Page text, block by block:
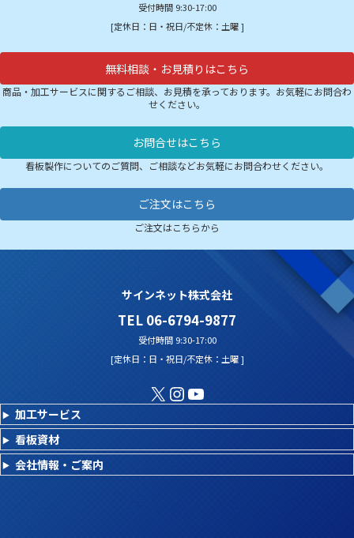
受付時間 9:30-17:00
[定休日：日・祝日/不定休：土曜 ]
無料相談・お見積りはこちら
商品・加工サービスに関するご相談、お見積を承っております。お気軽にお問合わ
せください。
お問合せはこちら
看板製作についてのご質問、ご相談などお気軽にお問合わせください。
ご注文はこちら
ご注文はこちらから
サインネット株式会社
TEL 06-6794-9877
受付時間 9:30-17:00
[定休日：日・祝日/不定休：土曜 ]
X Instagram
YouTube
加工サービス
看板資材
会社情報・ご案内